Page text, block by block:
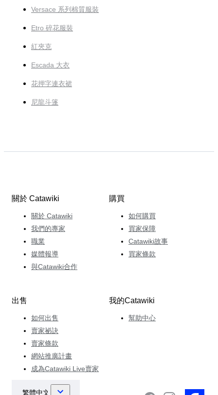
Versace 系列棉質服裝
Etro 碎花服裝
紅夾克
Escada 大衣
花押字連衣裙
尼龍斗篷
關於 Catawiki
關於 Catawiki
我們的專家
職業
媒體報導
與Catawiki合作
購買
如何購買
買家保障
Catawiki故事
買家條款
出售
如何出售
賣家祕訣
賣家條款
網站推廣計畫
成為Catawiki Live賣家
我的Catawiki
幫助中心